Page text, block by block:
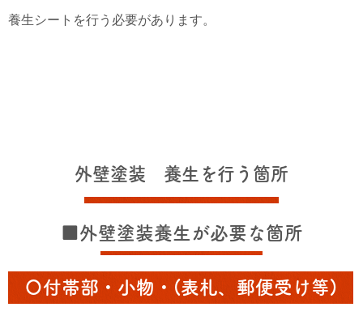
養生シートを行う必要があります。
外壁塗装 養生を行う箇所
■外壁塗装養生が必要な箇所
〇付帯部・小物・(表札、郵便受け等)